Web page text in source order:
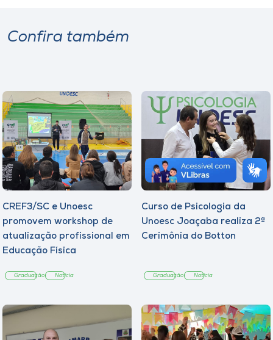
Confira também
CREF3/SC e Unoesc
promovem workshop de
atualização profissional em
Educação Física
Graduação Notícia
Curso de Psicologia da
Unoesc Joaçaba realiza 2ª
Cerimônia do Botton
Graduação Notícia